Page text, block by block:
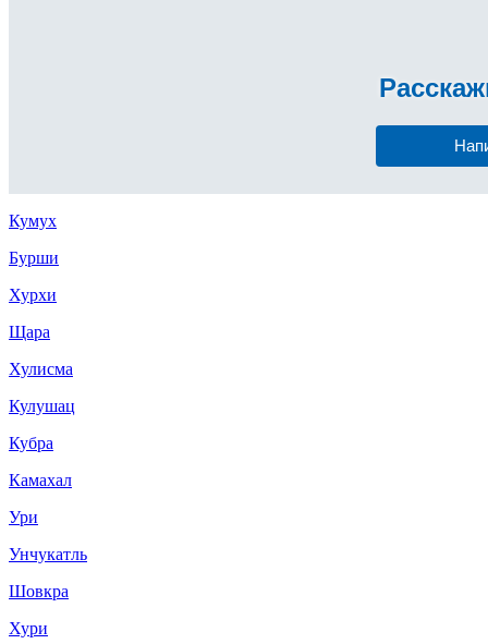
Кумух
Бурши
Хурхи
Щара
Хулисма
Кулушац
Кубра
Камахал
Ури
Унчукатль
Шовкра
Хури